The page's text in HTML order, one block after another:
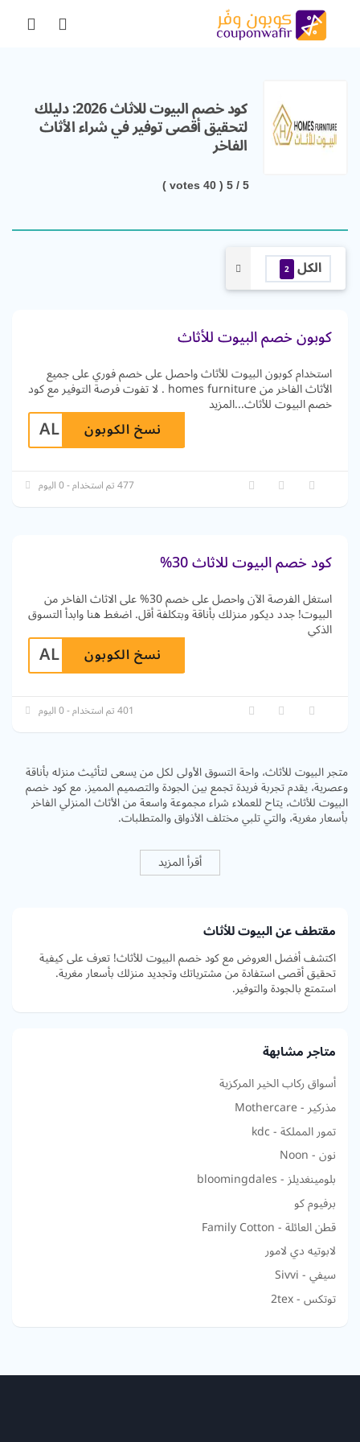
كود خصم البيوت للاثاث 2026: دليلك
لتحقيق أقصى توفير في شراء الأثاث
الفاخر
5
/ 5 (
40
الكل 2
كوبون خصم البيوت للأثاث
استخدام كوبون البيوت للأثاث واحصل على خصم فوري على جميع
الأثاث الفاخر من homes furniture . لا تفوت فرصة التوفير مع كود
خصم البيوت للأثاث...المزيد
AL نسخ الكوبون
477 تم استخدام - 0 اليوم
كود خصم البيوت للاثاث 30%
استغل الفرصة الآن واحصل على خصم 30% على الاثاث الفاخر من
البيوت! جدد ديكور منزلك بأناقة وبتكلفة أقل. اضغط هنا وابدأ التسوق
الذكي
AL نسخ الكوبون
401 تم استخدام - 0 اليوم
متجر البيوت للأثاث، واحة التسوق الأولى لكل من يسعى لتأثيث منزله بأناقة
وعصرية، يقدم تجربة فريدة تجمع بين الجودة والتصميم المميز. مع كود خصم
البيوت للأثاث، يتاح للعملاء شراء مجموعة واسعة من الأثاث المنزلي الفاخر
بأسعار مغرية، والتي تلبي مختلف الأذواق والمتطلبات.
أقرأ المزيد
مقتطف عن البيوت للأثاث
اكتشف أفضل العروض مع كود خصم البيوت للأثاث! تعرف على كيفية
تحقيق أقصى استفادة من مشترياتك وتجديد منزلك بأسعار مغرية.
استمتع بالجودة والتوفير.
متاجر مشابهة
أسواق ركاب الخير المركزية
مذركير - Mothercare
تمور المملكة - kdc
نون - Noon
بلومينغديلز - bloomingdales
برفيوم كو
قطن العائلة - Family Cotton
لابوتيه دي لامور
سيفي - Sivvi
توتكس - 2tex